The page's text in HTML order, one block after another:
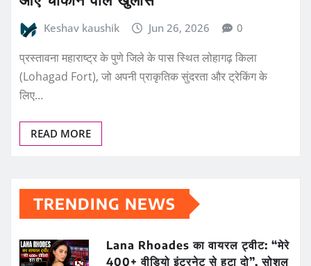
Keshav kaushik Jun 26, 2026 0
प्रस्तावना महाराष्ट्र के पुणे जिले के पास स्थित लोहागढ़ किला
(Lohagad Fort), जो अपनी प्राकृतिक सुंदरता और ट्रेकिंग के
लिए…
READ MORE
TRENDING NEWS
Lana Rhoades का वायरल ट्वीट: “मेरे
400+ वीडियो इंटरनेट से हटा दो”, सोशल